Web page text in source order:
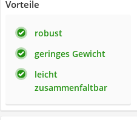
Vorteile
robust
geringes Gewicht
leicht
zusammenfaltbar